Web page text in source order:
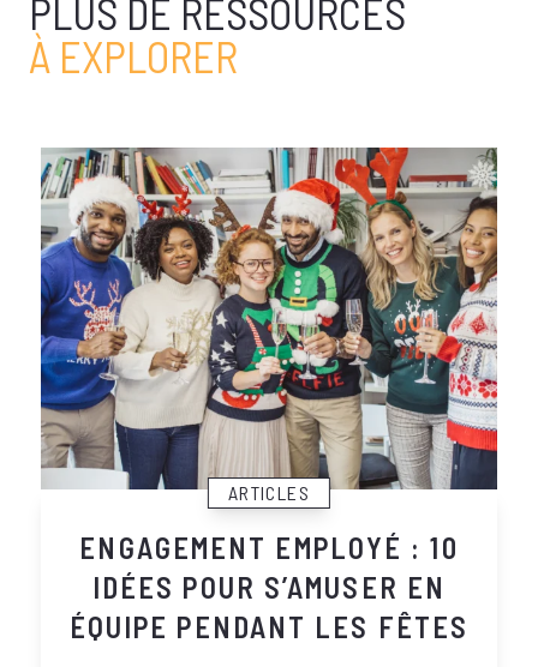
PLUS DE RESSOURCES
À EXPLORER
ARTICLES
ENGAGEMENT EMPLOYÉ : 10
IDÉES POUR S’AMUSER EN
ÉQUIPE PENDANT LES FÊTES